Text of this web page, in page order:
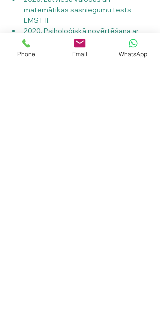
matemātikas sasniegumu tests
LMST-II.
2020. Psiholoģiskā novērtēšana ar
Vekslera intelekta testu bērniem
(WISC-IV).
Phone Email WhatsApp